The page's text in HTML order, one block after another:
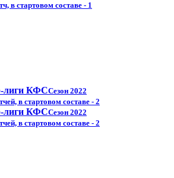
в стартовом составе - 1
лиги КФССезон 2022
в стартовом составе - 2
лиги КФССезон 2022
в стартовом составе - 2